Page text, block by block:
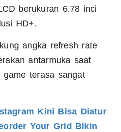
berukuran 6.78 inci
HD+.
angka refresh rate
antarmuka saat
terasa sangat
Kini Bisa Diatur
Your Grid Bikin